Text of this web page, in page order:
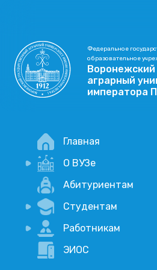
Федеральное
образовательное
Воронежский
аграрный
императора
Главная
О ВУЗе
Новости
Учебный процесс
Научная деятельность
Абитуриентам
Студентам
Портал дистанционого
Академические отпуска
Работникам
Внимание, опрос!
ЭИОС